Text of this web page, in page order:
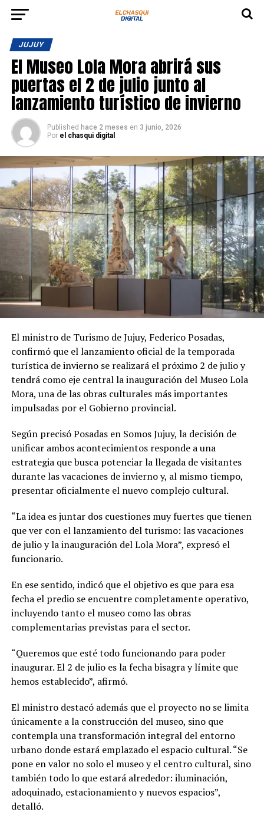
JUJUY
El Museo Lola Mora abrirá sus
puertas el 2 de julio junto al
lanzamiento turístico de invierno
Published hace 2 meses en 3 junio, 2026
Por el chasqui digital
El ministro de Turismo de Jujuy, Federico Posadas,
confirmó que el lanzamiento oficial de la temporada
turística de invierno se realizará el próximo 2 de julio y
tendrá como eje central la inauguración del Museo Lola
Mora, una de las obras culturales más importantes
impulsadas por el Gobierno provincial.
Según precisó Posadas en Somos Jujuy, la decisión de
unificar ambos acontecimientos responde a una
estrategia que busca potenciar la llegada de visitantes
durante las vacaciones de invierno y, al mismo tiempo,
presentar oficialmente el nuevo complejo cultural.
“La idea es juntar dos cuestiones muy fuertes que tienen
que ver con el lanzamiento del turismo: las vacaciones
de julio y la inauguración del Lola Mora”, expresó el
funcionario.
En ese sentido, indicó que el objetivo es que para esa
fecha el predio se encuentre completamente operativo,
incluyendo tanto el museo como las obras
complementarias previstas para el sector.
“Queremos que esté todo funcionando para poder
inaugurar. El 2 de julio es la fecha bisagra y límite que
hemos establecido”, afirmó.
El ministro destacó además que el proyecto no se limita
únicamente a la construcción del museo, sino que
contempla una transformación integral del entorno
urbano donde estará emplazado el espacio cultural. “Se
pone en valor no solo el museo y el centro cultural, sino
también todo lo que estará alrededor: iluminación,
adoquinado, estacionamiento y nuevos espacios”,
detalló.